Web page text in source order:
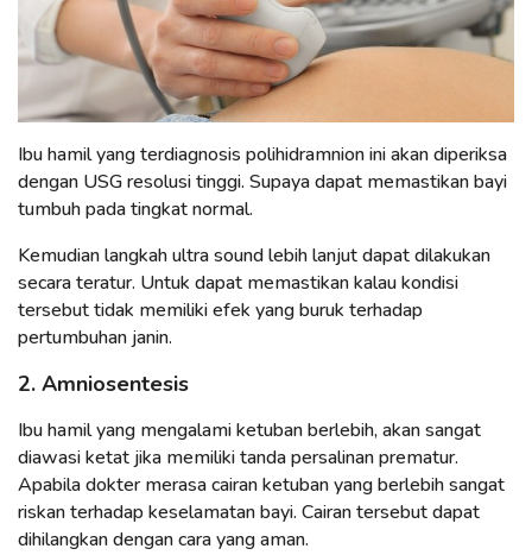
Ibu hamil yang terdiagnosis polihidramnion ini akan diperiksa
dengan USG resolusi tinggi. Supaya dapat memastikan bayi
tumbuh pada tingkat normal.
Kemudian langkah ultra sound lebih lanjut dapat dilakukan
secara teratur. Untuk dapat memastikan kalau kondisi
tersebut tidak memiliki efek yang buruk terhadap
pertumbuhan janin.
2. Amniosentesis
Ibu hamil yang mengalami ketuban berlebih, akan sangat
diawasi ketat jika memiliki tanda persalinan prematur.
Apabila dokter merasa cairan ketuban yang berlebih sangat
riskan terhadap keselamatan bayi. Cairan tersebut dapat
dihilangkan dengan cara yang aman.